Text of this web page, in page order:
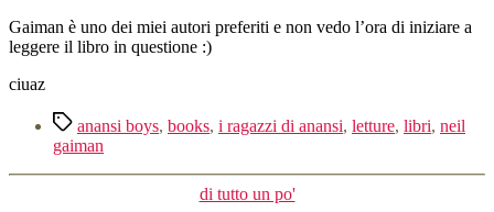
Gaiman è uno dei miei autori preferiti e non vedo l’ora di iniziare a
leggere il libro in questione :)
ciuaz
Tag anansi boys, books, i ragazzi di anansi, letture, libri, neil
gaiman
Categorie
di tutto un po'